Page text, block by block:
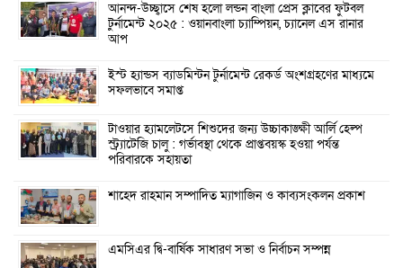
আনন্দ-উচ্ছ্বাসে শেষ হলো লন্ডন বাংলা প্রেস ক্লাবের ফুটবল
টুর্নামেন্ট ২০২৫ : ওয়ানবাংলা চ্যাম্পিয়ন, চ্যানেল এস রানার
আপ
ইস্ট হ্যান্ডস ব্যাডমিন্টন টুর্নামেন্ট রেকর্ড অংশগ্রহণের মাধ্যমে
সফলভাবে সমাপ্ত
টাওয়ার হ্যামলেটসে শিশুদের জন্য উচ্চাকাঙ্ক্ষী আর্লি হেল্প
স্ট্র্যাটেজি চালু : গর্ভাবস্থা থেকে প্রাপ্তবয়স্ক হওয়া পর্যন্ত
পরিবারকে সহায়তা
শাহেদ রাহমান সম্পাদিত ম্যাগাজিন ও কাব্যসংকলন প্রকাশ
এমসিএর দ্বি-বার্ষিক সাধারণ সভা ও নির্বাচন সম্পন্ন